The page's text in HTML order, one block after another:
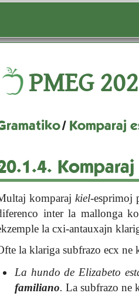
PMEG
/ Komparaj
komparaj kiel-esprimoj
inter la mallonga
la cxi-antauxajn
la klariga subfrazo ecx ne
La hundo de Elizabeto
familiano. La subfrazo ne